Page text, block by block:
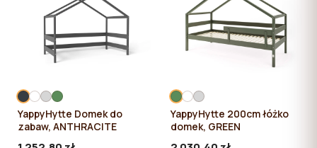
YappyHytte Domek do
zabaw, ANTHRACITE
YappyHytte 200cm łóżko
domek, GREEN